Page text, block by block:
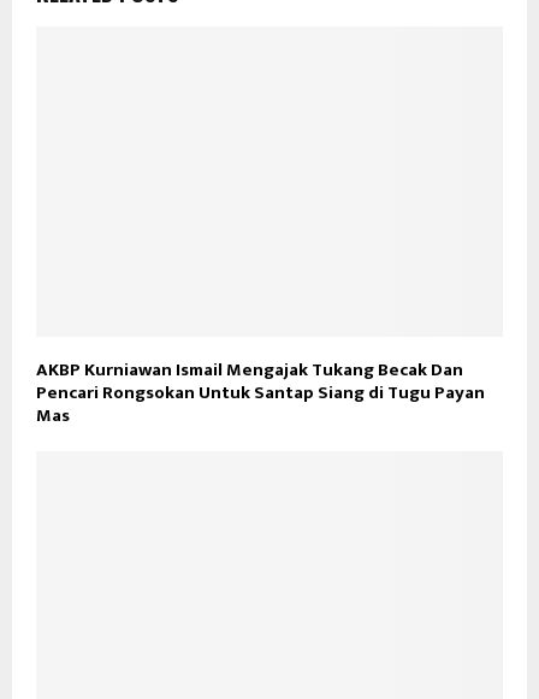
AKBP Kurniawan Ismail Mengajak Tukang Becak Dan
Pencari Rongsokan Untuk Santap Siang di Tugu Payan
Mas